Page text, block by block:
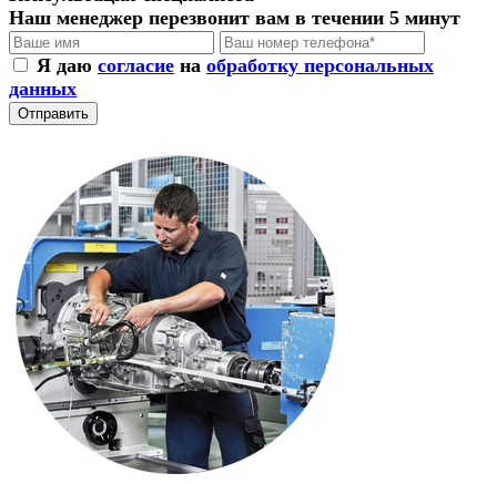
Наш менеджер перезвонит вам в течении 5 минут
Я даю согласие на обработку персональных
данных
Отправить